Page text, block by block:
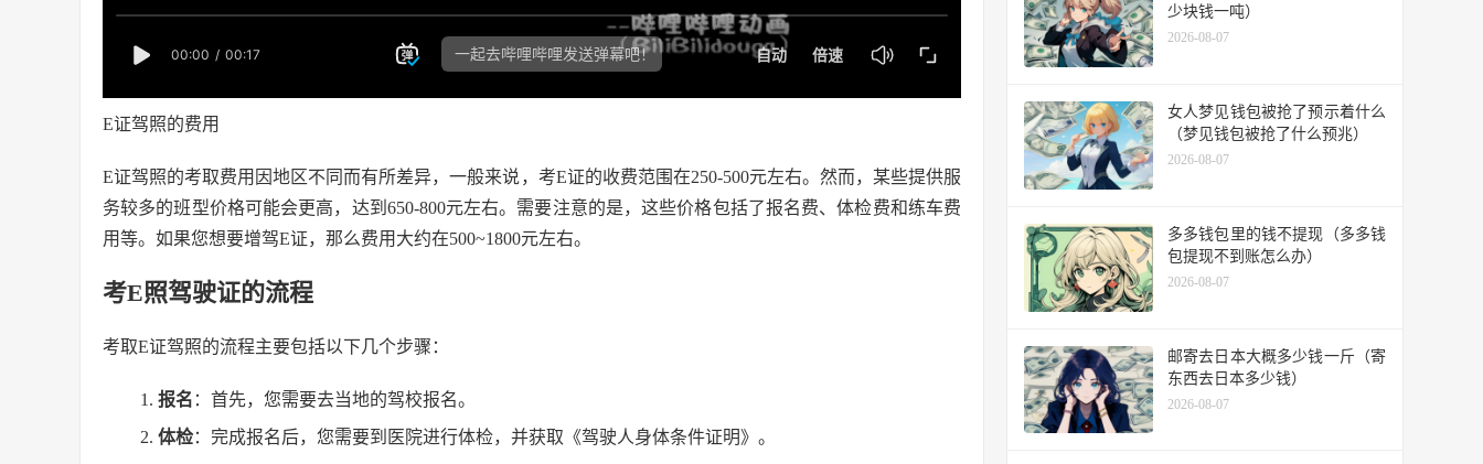
E证驾照的费用
E证驾照的考取费用因地区不同而有所差异，一般来说，考E证的收费范围在250-500元左右。然而，某些提供服
务较多的班型价格可能会更高，达到650-800元左右。需要注意的是，这些价格包括了报名费、体检费和练车费
用等。如果您想要增驾E证，那么费用大约在500~1800元左右。
考E照驾驶证的流程
考取E证驾照的流程主要包括以下几个步骤：
报名 ：首先，您需要去当地的驾校报名。
体检：完成报名后，您需要到医院进行体检，并获取《驾驶人身体条件证明》。
少块钱一吨）
2026-08-07
女人梦见钱包被抢了预示着什么
（梦见钱包被抢了什么预兆）
2026-08-07
多多钱包里的钱不提现（多多钱
包提现不到账怎么办）
2026-08-07
邮寄去日本大概多少钱一斤（寄
东西去日本多少钱）
2026-08-07